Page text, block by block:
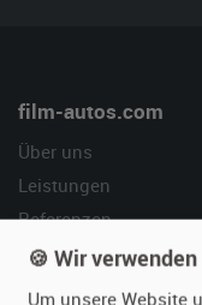
film-autos.com
Über uns
Leistungen
Referenzen
Kundenmeinungen
🍪 Wir
Um unsere Website